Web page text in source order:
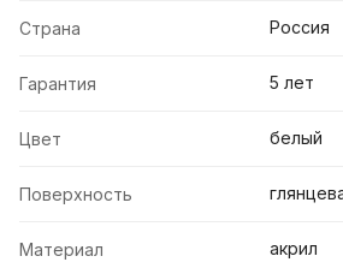
Страна Россия
Гарантия 5 лет
Цвет белый
Поверхность
Материал акрил